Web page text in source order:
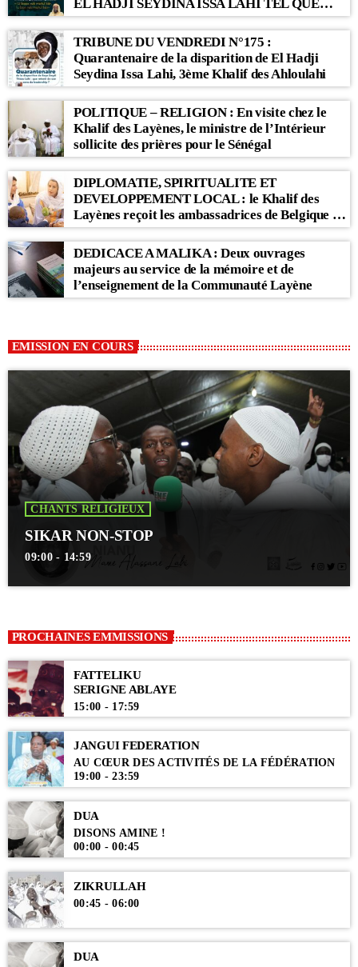
EL HADJI SEYDINA ISSA LAHI TEL QUE
RAPPORTÉ PAR LE KHALIF SERIGNE
BABACAR SY MANSOUR : « Li Baax Matul
Kër, Li Bon Matul Kër »
TRIBUNE DU VENDREDI N°175 :
Quarantenaire de la disparition de El Hadji
Seydina Issa Lahi, 3ème Khalif des Ahloulahi
POLITIQUE – RELIGION : En visite chez le
Khalif des Layènes, le ministre de l’Intérieur
sollicite des prières pour le Sénégal
DIPLOMATIE, SPIRITUALITE ET
DEVELOPPEMENT LOCAL : le Khalif des
Layènes reçoit les ambassadrices de Belgique et
des Pays-Bas
DEDICACE A MALIKA : Deux ouvrages
majeurs au service de la mémoire et de
l’enseignement de la Communauté Layène
EMISSION EN COURS
CHANTS RELIGIEUX
SIKAR NON-STOP
09:00 - 14:59
PROCHAINES EMMISSIONS
FATTELIKU
SERIGNE ABLAYE
15:00 - 17:59
JANGUI FEDERATION
AU CŒUR DES ACTIVITÉS DE LA FÉDÉRATION
19:00 - 23:59
DUA
DISONS AMINE !
00:00 - 00:45
ZIKRULLAH
00:45 - 06:00
DUA